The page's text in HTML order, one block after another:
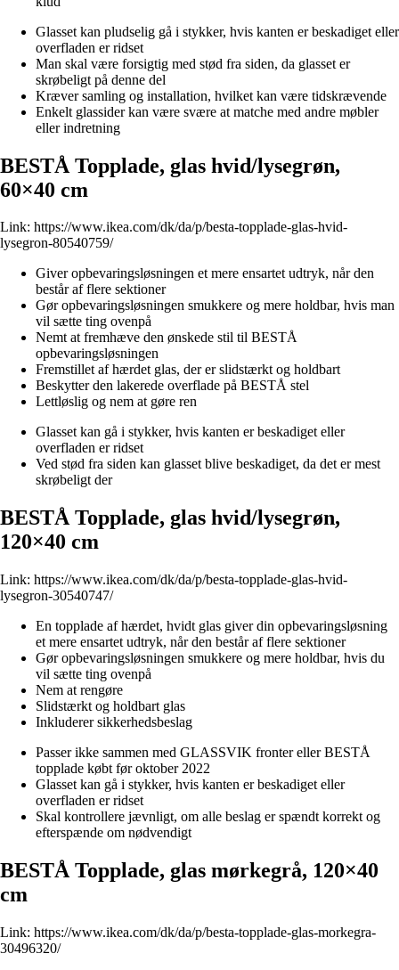
Glasset kan pludselig gå i stykker, hvis kanten er beskadiget eller
overfladen er ridset
Man skal være forsigtig med stød fra siden, da glasset er
skrøbeligt på denne del
Kræver samling og installation, hvilket kan være tidskrævende
Enkelt glassider kan være svære at matche med andre møbler
eller indretning
BESTÅ Topplade, glas hvid/lysegrøn,
60×40 cm
Link: https://www.ikea.com/dk/da/p/besta-topplade-glas-hvid-
lysegron-80540759/
Giver opbevaringsløsningen et mere ensartet udtryk, når den
består af flere sektioner
Gør opbevaringsløsningen smukkere og mere holdbar, hvis man
vil sætte ting ovenpå
Nemt at fremhæve den ønskede stil til BESTÅ
opbevaringsløsningen
Fremstillet af hærdet glas, der er slidstærkt og holdbart
Beskytter den lakerede overflade på BESTÅ stel
Lettløslig og nem at gøre ren
Glasset kan gå i stykker, hvis kanten er beskadiget eller
overfladen er ridset
Ved stød fra siden kan glasset blive beskadiget, da det er mest
skrøbeligt der
BESTÅ Topplade, glas hvid/lysegrøn,
120×40 cm
Link: https://www.ikea.com/dk/da/p/besta-topplade-glas-hvid-
lysegron-30540747/
En topplade af hærdet, hvidt glas giver din opbevaringsløsning
et mere ensartet udtryk, når den består af flere sektioner
Gør opbevaringsløsningen smukkere og mere holdbar, hvis du
vil sætte ting ovenpå
Nem at rengøre
Slidstærkt og holdbart glas
Inkluderer sikkerhedsbeslag
Passer ikke sammen med GLASSVIK fronter eller BESTÅ
topplade købt før oktober 2022
Glasset kan gå i stykker, hvis kanten er beskadiget eller
overfladen er ridset
Skal kontrollere jævnligt, om alle beslag er spændt korrekt og
efterspænde om nødvendigt
BESTÅ Topplade, glas mørkegrå, 120×40
cm
Link: https://www.ikea.com/dk/da/p/besta-topplade-glas-morkegra-
30496320/